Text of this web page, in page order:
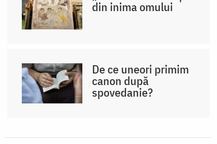
din inima omului
De ce uneori primim
canon după
spovedanie?